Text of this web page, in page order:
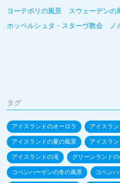
ヨーテボリの風景 スウェーデンの
ホッペルシュタ・スターヴ教会 ノ
タグ
アイスランドのオーロラ アイスラ
アイスランドの夏の風景 アイスラ
アイスランドの滝 グリーンランド
コペンハーゲンの冬の風景 コペン